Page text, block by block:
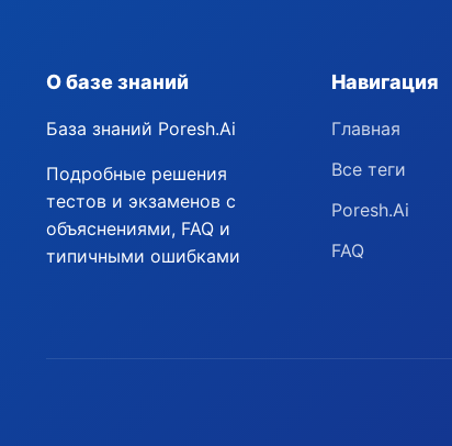
О базе знаний
База знаний Poresh.Ai
Подробные решения
тестов и экзаменов с
объяснениями, FAQ и
типичными ошибками
Навигация
Главная
Все теги
Poresh.Ai
FAQ